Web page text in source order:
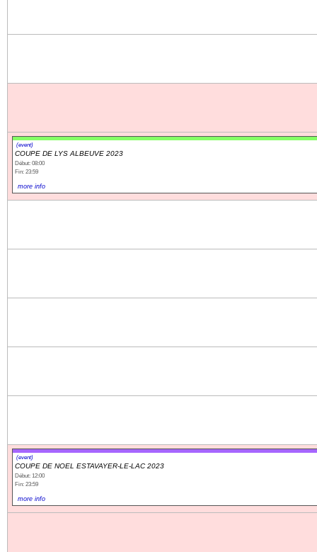
(event)
COUPE DE LYS ALBEUVE 2023
Début: 08:00
Fin: 23:59
more info
(event)
COUPE DE NOEL ESTAVAYER-LE-LAC 2023
Début: 12:00
Fin: 23:59
more info